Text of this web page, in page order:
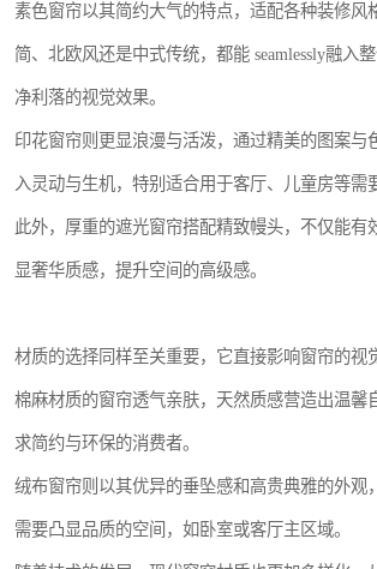
素色窗帘以其简约大气的特点，适配各种装修风
简、北欧风还是中式传统，都能 seamlessly融入
净利落的视觉效果。
印花窗帘则更显浪漫与活泼，通过精美的图案与
入灵动与生机，特别适合用于客厅、儿童房等需
此外，厚重的遮光窗帘搭配精致幔头，不仅能有
显奢华质感，提升空间的高级感。
材质的选择同样至关重要，它直接影响窗帘的视
棉麻材质的窗帘透气亲肤，天然质感营造出温馨
求简约与环保的消费者。
绒布窗帘则以其优异的垂坠感和高贵典雅的外观
需要凸显品质的空间，如卧室或客厅主区域。